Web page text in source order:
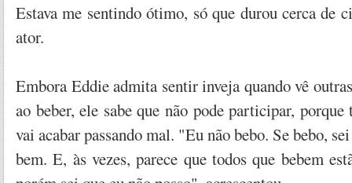
Estava me sentindo ótimo, só que durou cerca de
ator.
Embora Eddie admita sentir inveja quando vê
ao beber, ele sabe que não pode participar,
vai acabar passando mal. "Eu não bebo. Se bebo,
bem. E, às vezes, parece que todos que bebem